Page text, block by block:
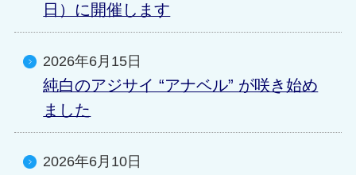
日）に開催します
2026年6月15日
純白のアジサイ “アナベル” が咲き始め
ました
2026年6月10日